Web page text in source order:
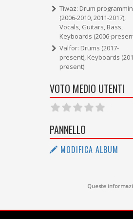
Tiwaz: Drum
(2006-2010, 2011-2017),
Vocals, Guitars, Bass,
Keyboards (2006-
Valfor: Drums (2017-
present), Keyboards
present)
VOTO MEDIO UTENTI
PANNELLO
MODIFICA ALBUM
Queste